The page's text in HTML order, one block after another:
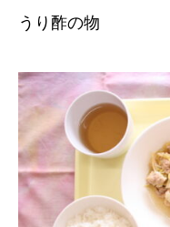
うり酢の物